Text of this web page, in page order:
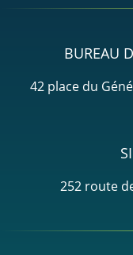
BUREAU
42 place du
252 route